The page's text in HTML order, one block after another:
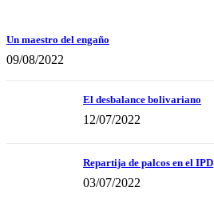
Un maestro del engaño
09/08/2022
El desbalance bolivariano
12/07/2022
Repartija de palcos en el IPD
03/07/2022